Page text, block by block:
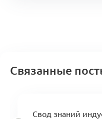
Связанные
Свод знаний